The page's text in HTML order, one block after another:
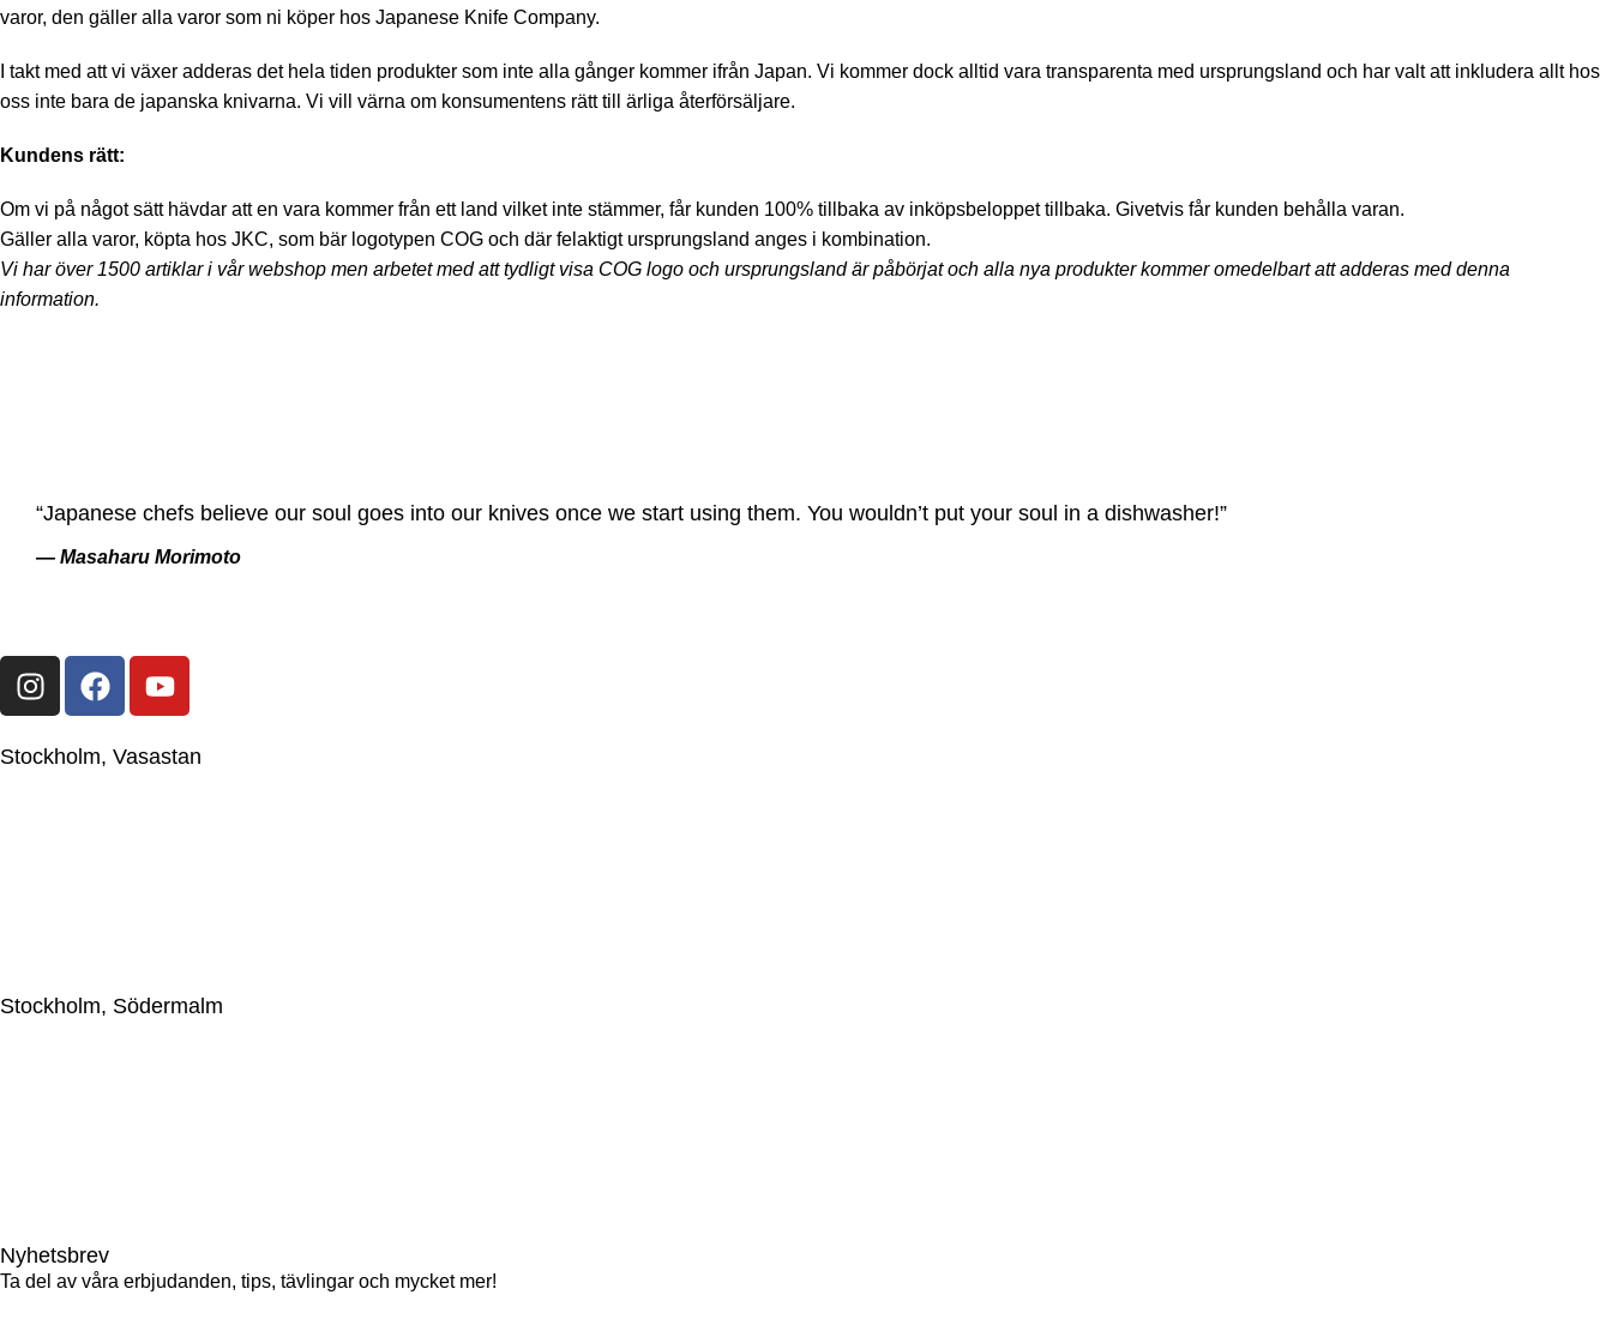
varor, den gäller alla varor som ni köper hos Japanese Knife Company.
I takt med att vi växer adderas det hela tiden produkter som inte alla gånger kommer ifrån Japan. Vi kommer dock alltid vara transparenta med ursprungsland och har valt att inkludera allt hos
oss inte bara de japanska knivarna. Vi vill värna om konsumentens rätt till ärliga återförsäljare.
Kundens rätt:
Om vi på något sätt hävdar att en vara kommer från ett land vilket inte stämmer, får kunden 100% tillbaka av inköpsbeloppet tillbaka. Givetvis får kunden behålla varan.
Gäller alla varor, köpta hos JKC, som bär logotypen COG och där felaktigt ursprungsland anges i kombination.
Vi har över 1500 artiklar i vår webshop men arbetet med att tydligt visa COG logo och ursprungsland är påbörjat och alla nya produkter kommer omedelbart att adderas med denna
information.
“Japanese chefs believe our soul goes into our knives once we start using them. You wouldn’t put your soul in a dishwasher!”
— Masaharu Morimoto
Stockholm, Vasastan
Stockholm, Södermalm
Nyhetsbrev
Ta del av våra erbjudanden, tips, tävlingar och mycket mer!